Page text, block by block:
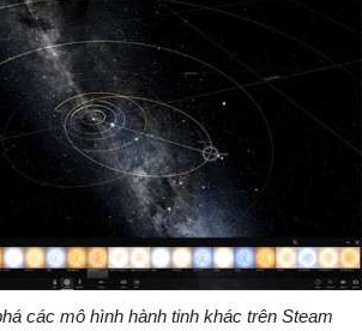
các mô hình hành tinh khác trên Steam